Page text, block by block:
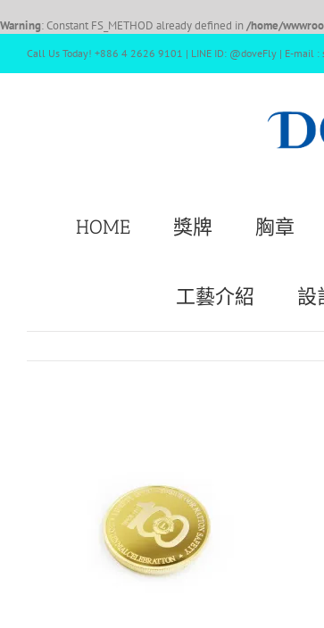
Warning: Constant FS_METHOD already defined in /home/
Call Us Today! +886 4 2626 9101 | LINE ID: @doveFly | E-mail
HOME 獎牌 胸章
工藝介紹 設